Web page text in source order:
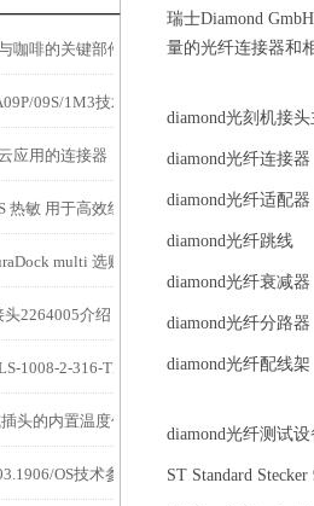
咖啡的关键部件
09S/1M3技术参数
应用的连接器
热敏 用于高效组装供暖、制冷和工业系统的
multi 选购指南
头2264005介绍
1008-2-316-TX介绍
头的内置温度传感器
OS技术参数
瑞士Diamond
量的光纤连接器和
diamond光刻机接
diamond光纤连接器
diamond光纤适配器
diamond光纤跳线
diamond光纤衰减器
diamond光纤分路器
diamond光纤配线架
diamond光纤测试
ST Standard